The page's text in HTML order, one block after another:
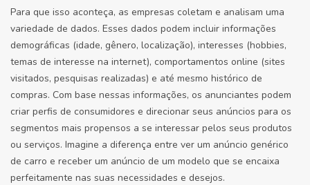
Para que isso aconteça, as empresas coletam e analisam uma
variedade de dados. Esses dados podem incluir informações
demográficas (idade, gênero, localização), interesses (hobbies,
temas de interesse na internet), comportamentos online (sites
visitados, pesquisas realizadas) e até mesmo histórico de
compras. Com base nessas informações, os anunciantes podem
criar perfis de consumidores e direcionar seus anúncios para os
segmentos mais propensos a se interessar pelos seus produtos
ou serviços. Imagine a diferença entre ver um anúncio genérico
de carro e receber um anúncio de um modelo que se encaixa
perfeitamente nas suas necessidades e desejos.